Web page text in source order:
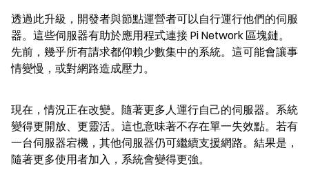
透過此升級，開發者與節點運營者可以自行運行他們的伺服
器。這些伺服器有助於應用程式連接 Pi Network 區塊鏈。
先前，幾乎所有請求都仰賴少數集中的系統。這可能會讓事
情變慢，或對網路造成壓力。
現在，情況正在改變。隨著更多人運行自己的伺服器。系統
變得更開放、更靈活。這也意味著不存在單一失效點。若有
一台伺服器宕機，其他伺服器仍可繼續支援網路。結果是，
隨著更多使用者加入，系統會變得更強。